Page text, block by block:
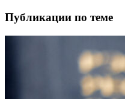
Публикации по теме